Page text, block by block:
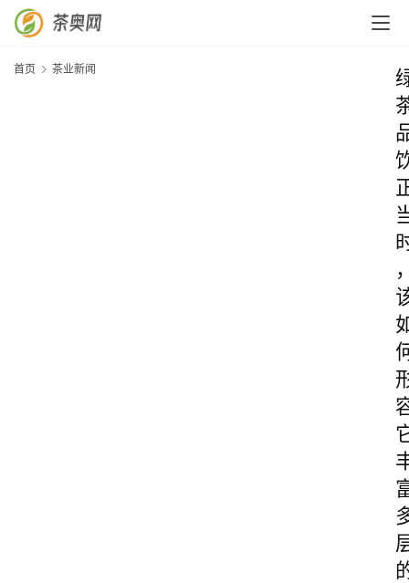
首页 茶业新闻